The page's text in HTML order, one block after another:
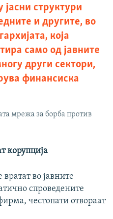
структури
и другите, во
која
само од јавните
други сектори,
финансиска
мрежа за борба против
корупција
во јавните
спроведените
честопати отвораат